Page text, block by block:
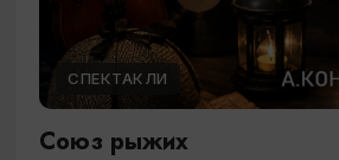
СПЕКТАКЛИ
Союз рыжих